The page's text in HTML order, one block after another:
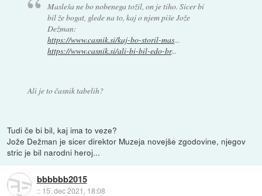
Masleša ne bo nobenega tožil, on je tiho. Sicer bi
bil že bogat, glede na to, kaj o njem piše Jože
Dežman:
https://www.casnik.si/kaj-bo-storil-mas...
https://www.casnik.si/ali-bi-bil-edo-br...
Ali je to časnik tabelih?
Tudi če bi bil, kaj ima to veze?
Jože Dežman je sicer direktor Muzeja novejše zgodovine, njegov
stric je bil narodni heroj...
bbbbbb2015
:: 15. dec 2021, 18:08